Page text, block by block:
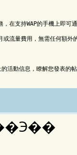
，在支持WAP的手機上即
或流量費用，無需任何額外
活動信息，瞭解您發表的